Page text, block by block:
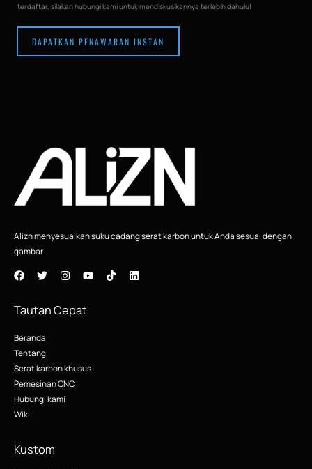
l
e
terdaftar, silakan hubungi kami untuk mendiskusikannya terlebih dahulu!
DAPATKAN PENAWARAN INSTAN
Alizn menyesuaikan suku cadang serat karbon untuk Anda sesuai dengan
gambar
Tautan Cepat
Beranda
Tentang
Serat karbon khusus
Pemesinan CNC
Hubungi kami
Wiki
Kustom